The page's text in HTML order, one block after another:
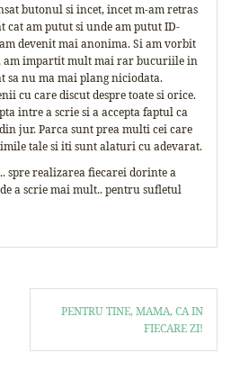
butonul si incet, incet m-am retras
cat am putut si unde am putut ID-
devenit mai anonima. Si am vorbit
am impartit mult mai rar bucuriile in
nu ma mai plang niciodata.
cu care discut despre toate si orice.
intre a scrie si a accepta faptul ca
jur. Parca sunt prea multi cei care
tale si iti sunt alaturi cu adevarat.
spre realizarea fiecarei dorinte a
a scrie mai mult.. pentru sufletul
PENTRU TINE, MAMA, CA IN
FIECARE ZI!